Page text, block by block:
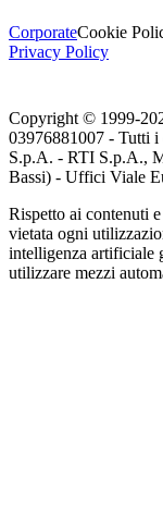
CorporateCookie
Privacy Policy
Copyright © 1999-
03976881007 - Tutti
S.p.A. - RTI S.p.A.,
Bassi) - Uffici Viale
Rispetto ai contenuti
vietata ogni
intelligenza artificiale
utilizzare mezzi